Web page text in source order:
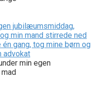
jubilæumsmiddag,
min mand stirrede ned
gang, tog mine børn og
advokat
min egen